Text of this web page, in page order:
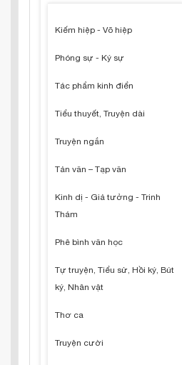
Kiếm hiệp - Võ hiệp
Phóng sự - Ký sự
Tác phẩm kinh điển
Tiểu thuyết, Truyện dài
Truyện ngắn
Tản văn – Tạp văn
Kinh dị - Giả tưởng - Trinh
Thám
Phê bình văn học
Tự truyện, Tiểu sử, Hồi ký, Bút
ký, Nhân vật
Thơ ca
Truyện cười